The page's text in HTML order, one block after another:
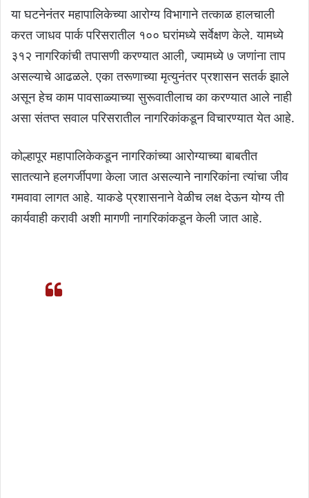
या घटनेनंतर महापालिकेच्या आरोग्य विभागाने तत्काळ हालचाली
करत जाधव पार्क परिसरातील १०० घरांमध्ये सर्वेक्षण केले. यामध्ये
३१२ नागरिकांची तपासणी करण्यात आली, ज्यामध्ये ७ जणांना ताप
असल्याचे आढळले. एका तरूणाच्या मृत्युनंतर प्रशासन सतर्क झाले
असून हेच काम पावसाळ्याच्या सुरूवातीलाच का करण्यात आले नाही
असा संतप्त सवाल परिसरातील नागरिकांकडून विचारण्यात येत आहे.
कोल्हापूर महापालिकेकडून नागरिकांच्या आरोग्याच्या बाबतीत
सातत्याने हलगर्जीपणा केला जात असल्याने नागरिकांना त्यांचा जीव
गमवावा लागत आहे. याकडे प्रशासनाने वेळीच लक्ष देऊन योग्य ती
कार्यवाही करावी अशी मागणी नागरिकांकडून केली जात आहे.